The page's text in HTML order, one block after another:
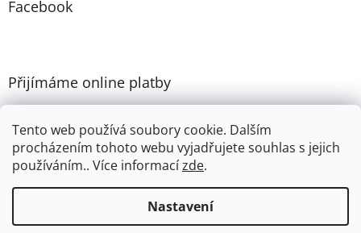
Tento web používá soubory cookie. Dalším
procházením tohoto webu vyjadřujete souhlas s jejich
používáním.. Více informacízde.
Nastavení
Facebook
Přijímáme online platby